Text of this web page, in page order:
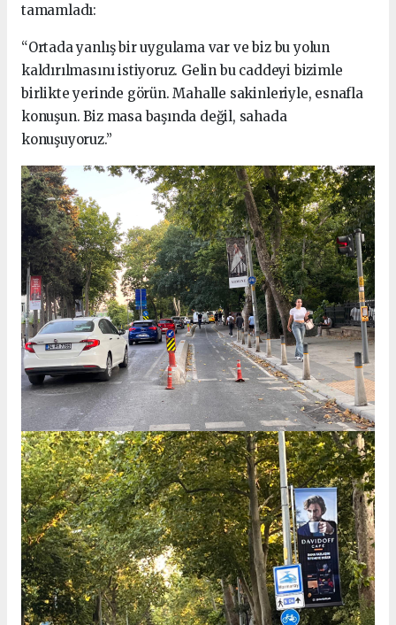
tamamladı:
“Ortada yanlış bir uygulama var ve biz bu yolun
kaldırılmasını istiyoruz. Gelin bu caddeyi bizimle
birlikte yerinde görün. Mahalle sakinleriyle, esnafla
konuşun. Biz masa başında değil, sahada
konuşuyoruz.”